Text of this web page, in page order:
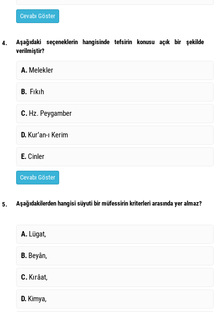
Cevabı Göster
4.
Aşağıdaki seçeneklerin hangisinde tefsirin konusu açık bir şekilde
verilmiştir?
A. Melekler
B. Fıkıh
C. Hz. Peygamber
D. Kur’an-ı Kerim
E.Cinler
Cevabı Göster
5. Aşağıdakilerden hangisi süyuti bir müfessirin kriterleri arasında yer almaz?
A. Lügat,
B. Beyân,
C. Kırâat,
D. Kimya,